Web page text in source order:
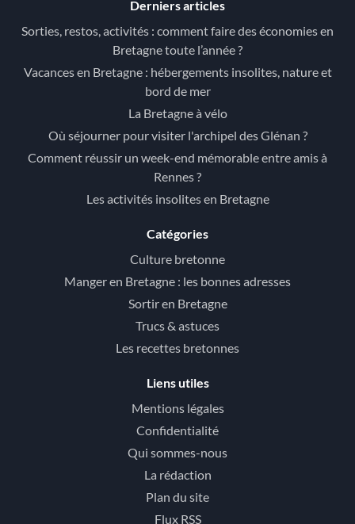
Derniers articles
Sorties, restos, activités : comment faire des économies en
Bretagne toute l’année ?
Vacances en Bretagne : hébergements insolites, nature et
bord de mer
La Bretagne à vélo
Où séjourner pour visiter l'archipel des Glénan ?
Comment réussir un week-end mémorable entre amis à
Rennes ?
Les activités insolites en Bretagne
Catégories
Culture bretonne
Manger en Bretagne : les bonnes adresses
Sortir en Bretagne
Trucs & astuces
Les recettes bretonnes
Liens utiles
Mentions légales
Confidentialité
Qui sommes-nous
La rédaction
Plan du site
Flux RSS